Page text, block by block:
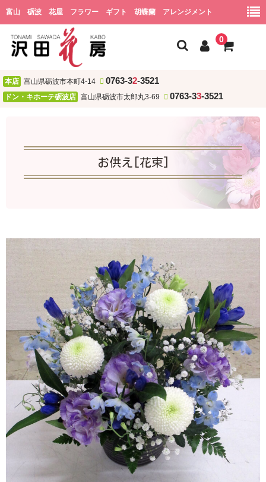
富山 砺波 花屋 フラワー ギフト 胡蝶蘭 アレンジメント
0
ホーム
結婚祝い・結婚記念日
開店・新居・引越し祝い
歓送・昇進・退職祝い
発表会・公演お祝い
お礼・内祝い
出産祝い・お見舞い
お悔やみ・お供え
自宅用
本店 富山県砺波市本町4-14 0763-32-3521
ドン・キホーテ砺波店 富山県砺波市太郎丸3-69 0763-33-3521
お供え[花束]